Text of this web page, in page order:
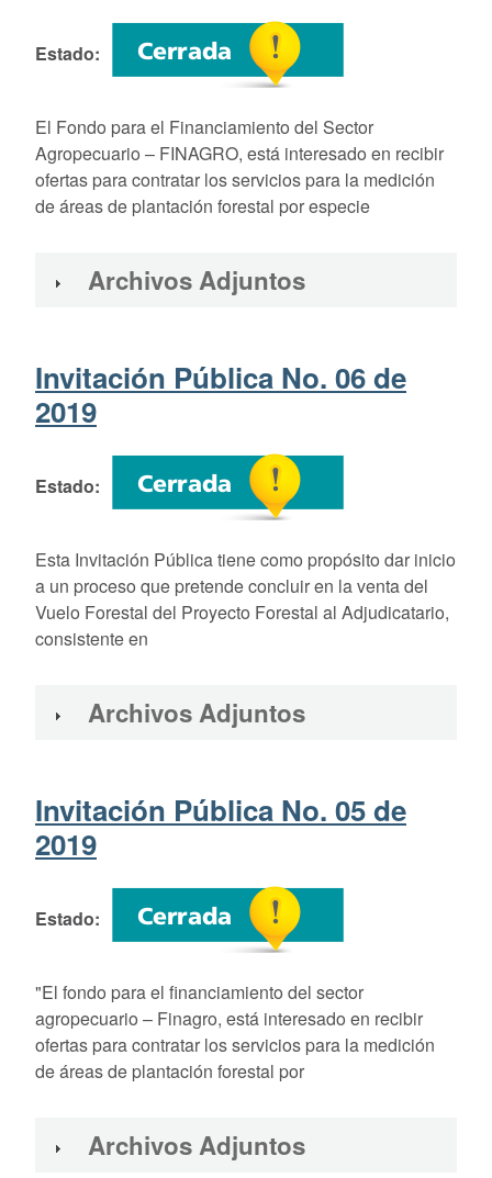
Estado
El Fondo para el Financiamiento del Sector
Agropecuario – FINAGRO, está interesado en recibir
ofertas para contratar los servicios para la medición
de áreas de plantación forestal por especie
Archivos Adjuntos
Invitación Pública No. 06 de
2019
Estado
Esta Invitación Pública tiene como propósito dar inicio
a un proceso que pretende concluir en la venta del
Vuelo Forestal del Proyecto Forestal al Adjudicatario,
consistente en
Archivos Adjuntos
Invitación Pública No. 05 de
2019
Estado
"El fondo para el financiamiento del sector
agropecuario – Finagro, está interesado en recibir
ofertas para contratar los servicios para la medición
de áreas de plantación forestal por
Archivos Adjuntos